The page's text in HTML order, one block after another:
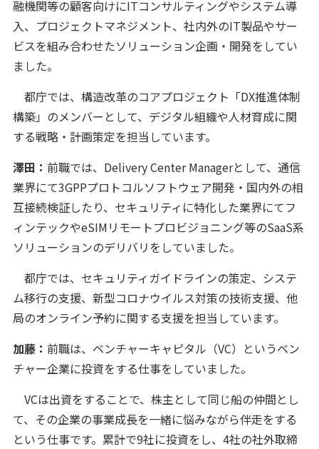
融機関等の顧客向けにITコンサルティングやシステム導
入、プロジェクトマネジメント、社内外のIT製品やサー
ビスを組み合わせたソリューション企画・開発をしてい
ました。
都庁では、構造改革のコアプロジェクト「DX推進体制
構築」のメンバーとして、デジタル組織や人材育成に関
する戦略・計画策定を担当しています。
澤田： 前職では、Delivery Center Managerとして、通信
業界にて3GPPプロトコルソフトウェア開発・国内外の相
互接続検証したり、セキュリティに特化した業界にてフ
ィンテックやeSIMリモートプロビジョニング等のSaaS系
ソリューションのデリバリをしていました。
都庁では、セキュリティガイドラインの策定、システ
ム移行の支援、新型コロナウイルス対策の技術支援、他
局のオンライン予約に関する支援を担当しています。
加藤： 前職は、ベンチャーキャピタル（VC）というベン
チャー企業に投資をする仕事をしていました。
VCは出資をすることで、株主として同じ船の仲間とし
て、その企業の事業成長を一緒に悩みながら伴走をする
という仕事です。累計で9社に投資をし、4社の社外取締